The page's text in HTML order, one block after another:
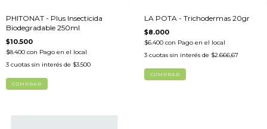
PHITONAT - Plus Insecticida
Biodegradable 250ml
$10.500
$8.400 con Pago en el local
3 cuotas sin interés de $3.500
LA POTA - Trichodermas 20gr
$8.000
$6.400 con Pago en el local
3 cuotas sin interés de $2.666,67